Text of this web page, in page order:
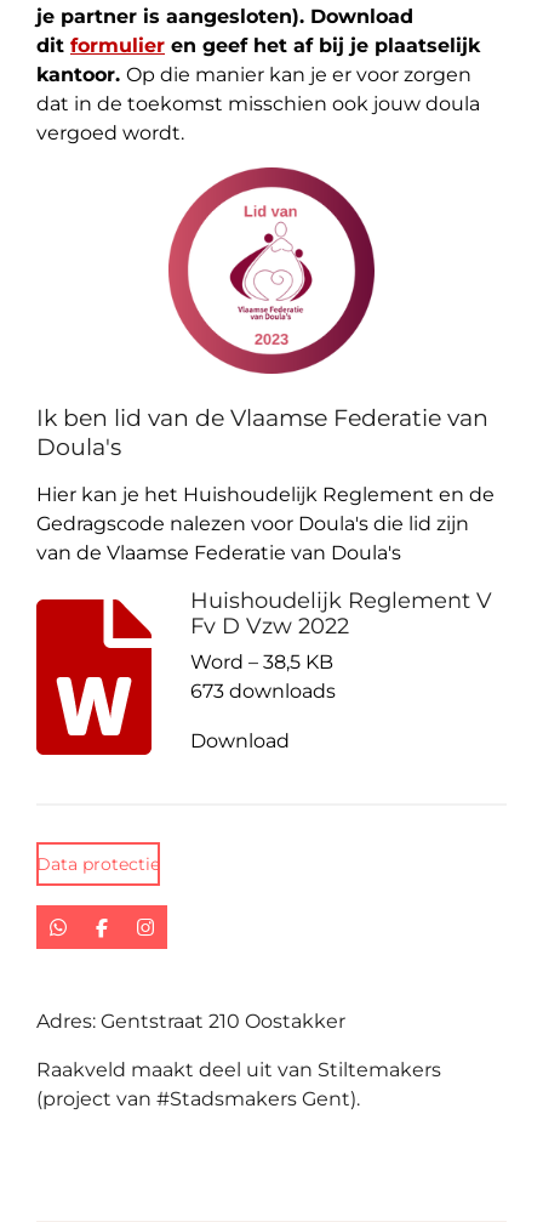
je partner is aangesloten). Download
dit formulier en geef het af bij je plaatselijk
kantoor. Op die manier kan je er voor zorgen
dat in de toekomst misschien ook jouw doula
vergoed wordt.
Ik ben lid van de Vlaamse Federatie van
Doula's
Hier kan je het Huishoudelijk Reglement en de
Gedragscode nalezen voor Doula's die lid zijn
van de Vlaamse Federatie van Doula's
Huishoudelijk Reglement V
Fv D Vzw 2022
Word – 38,5 KB
673 downloads
Download
Data protectie
W
h
s
A
p
F
a
b
o
k
I
n
a
g
a
m
Adres: Gentstraat 210 Oostakker
Raakveld maakt deel uit van Stiltemakers
(project van #Stadsmakers Gent).